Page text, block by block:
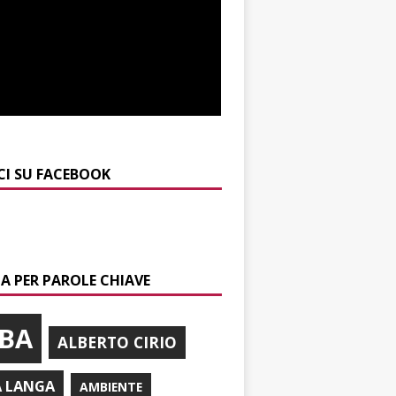
SU FACEBOOK
PER PAROLE CHIAVE
ALBERTO CIRIO
LANGA AMBIENTE